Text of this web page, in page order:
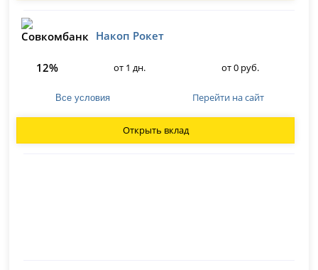
Накоп Рокет
12% от 1 дн. от 0 руб.
Все условия Перейти на сайт
Открыть вклад